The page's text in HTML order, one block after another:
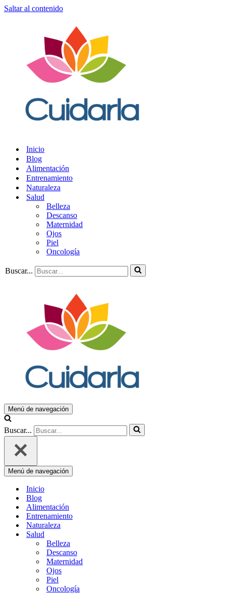
Saltar al contenido
Inicio
Blog
Alimentación
Entrenamiento
Naturaleza
Salud
Belleza
Descanso
Maternidad
Ojos
Piel
Oncología
Buscar...
Menú de navegación
Buscar...
Menú de navegación
Inicio
Blog
Alimentación
Entrenamiento
Naturaleza
Salud
Belleza
Descanso
Maternidad
Ojos
Piel
Oncología